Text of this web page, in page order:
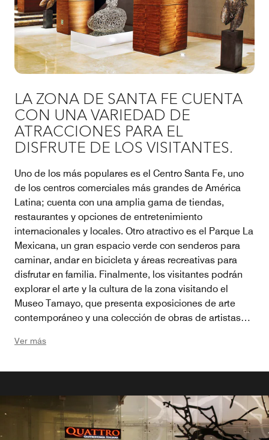
LA ZONA DE SANTA FE CUENTA
CON UNA VARIEDAD DE
ATRACCIONES PARA EL
DISFRUTE DE LOS VISITANTES.
Uno de los más populares es el Centro Santa Fe, uno
de los centros comerciales más grandes de América
Latina; cuenta con una amplia gama de tiendas,
restaurantes y opciones de entretenimiento
internacionales y locales. Otro atractivo es el Parque La
Mexicana, un gran espacio verde con senderos para
caminar, andar en bicicleta y áreas recreativas para
disfrutar en familia. Finalmente, los visitantes podrán
explorar el arte y la cultura de la zona visitando el
Museo Tamayo, que presenta exposiciones de arte
contemporáneo y una colección de obras de artistas
compras, hacer actividades al aire libre o vivir
Ver más